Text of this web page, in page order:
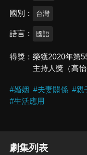
國別 台灣
語言 國語
得獎
榮獲2020年第
主持人獎（高怡
#婚姻 #夫妻關係 #親
#生活應用
劇集列表